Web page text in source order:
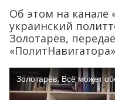
Об этом на канале
украинский
Золотарёв,